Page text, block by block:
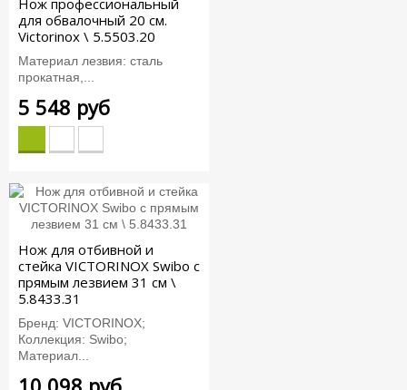
Нож профессиональный
для обвалочный 20 см.
Victorinox \ 5.5503.20
Материал лезвия: сталь
прокатная,...
5 548 руб
Нож для отбивной и
стейка VICTORINOX Swibo с
прямым лезвием 31 см \
5.8433.31
Бренд: VICTORINOX;
Коллекция: Swibo;
Материал...